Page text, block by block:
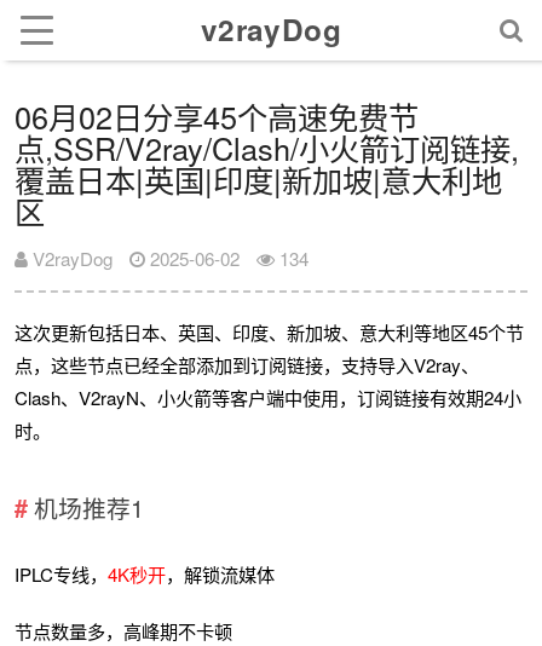
v2rayDog
06月02日分享45个高速免费节
点,SSR/V2ray/Clash/小火箭订阅链接,
覆盖日本|英国|印度|新加坡|意大利地
区
V2rayDog 2025-06-02 134
这次更新包括日本、英国、印度、新加坡、意大利等地区45个节
点，这些节点已经全部添加到订阅链接，支持导入V2ray、
Clash、V2rayN、小火箭等客户端中使用，订阅链接有效期24小
时。
机场推荐1
IPLC专线，4K秒开，解锁流媒体
节点数量多，高峰期不卡顿